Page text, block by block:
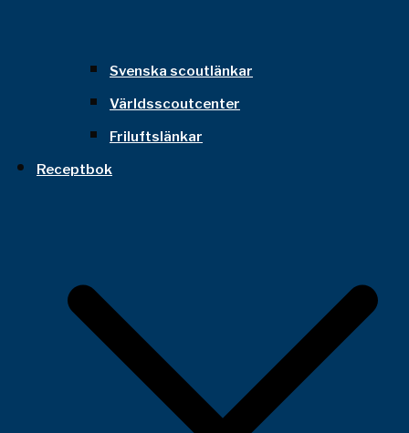
Svenska scoutlänkar
Världsscoutcenter
Friluftslänkar
Receptbok